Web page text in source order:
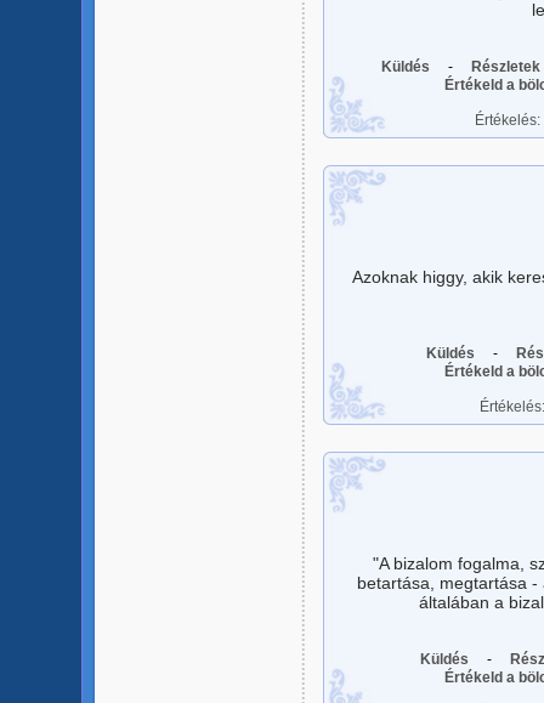
Küldés - Részletek
Értékeld a
Azoknak higgy, akik
Küldés -
Értékeld a
"A bizalom fogalma,
betartása, megtartása
általában a
Küldés -
Értékeld a